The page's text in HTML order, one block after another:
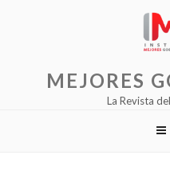
MEJORES
La Revista